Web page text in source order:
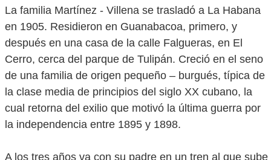
La familia Martínez - Villena se trasladó a La Habana
en 1905. Residieron en Guanabacoa, primero, y
después en una casa de la calle Falgueras, en El
Cerro, cerca del parque de Tulipán. Creció en el seno
de una familia de origen pequeño – burgués, típica de
la clase media de principios del siglo XX cubano, la
cual retorna del exilio que motivó la última guerra por
la independencia entre 1895 y 1898.
A los tres años va con su padre en un tren al que sube